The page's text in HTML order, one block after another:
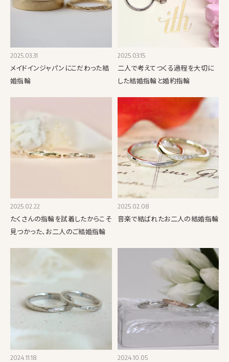
2025.03.31
メイドインジャパンにこだわった結
婚指輪
2025.03.15
二人で考えてつくる過程を大切に
した結婚指輪と婚約指輪
2025.02.22
たくさんの指輪を試着したからこそ
見つかった、お二人のご結婚指輪
2025.02.08
音楽で結ばれたお二人の結婚指輪
2024.11.18 2024.10.05